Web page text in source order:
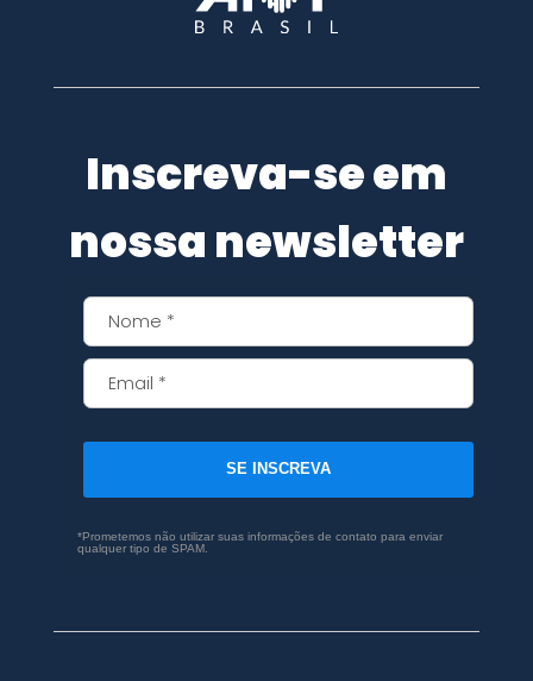
Inscreva-se em
nossa newsletter
SE INSCREVA
*Prometemos não utilizar suas informações de contato para enviar
qualquer tipo de SPAM.